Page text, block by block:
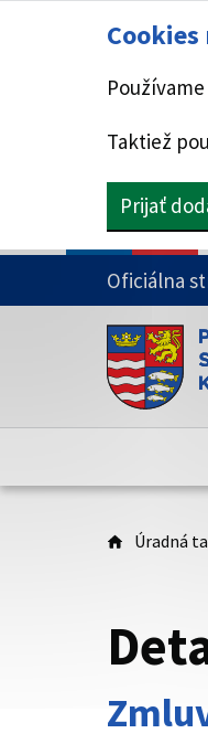
Cookies
Taktiež
Prijať
PRESKOČIŤ NA
Oficiálna
Doména
Toto je
Úradná